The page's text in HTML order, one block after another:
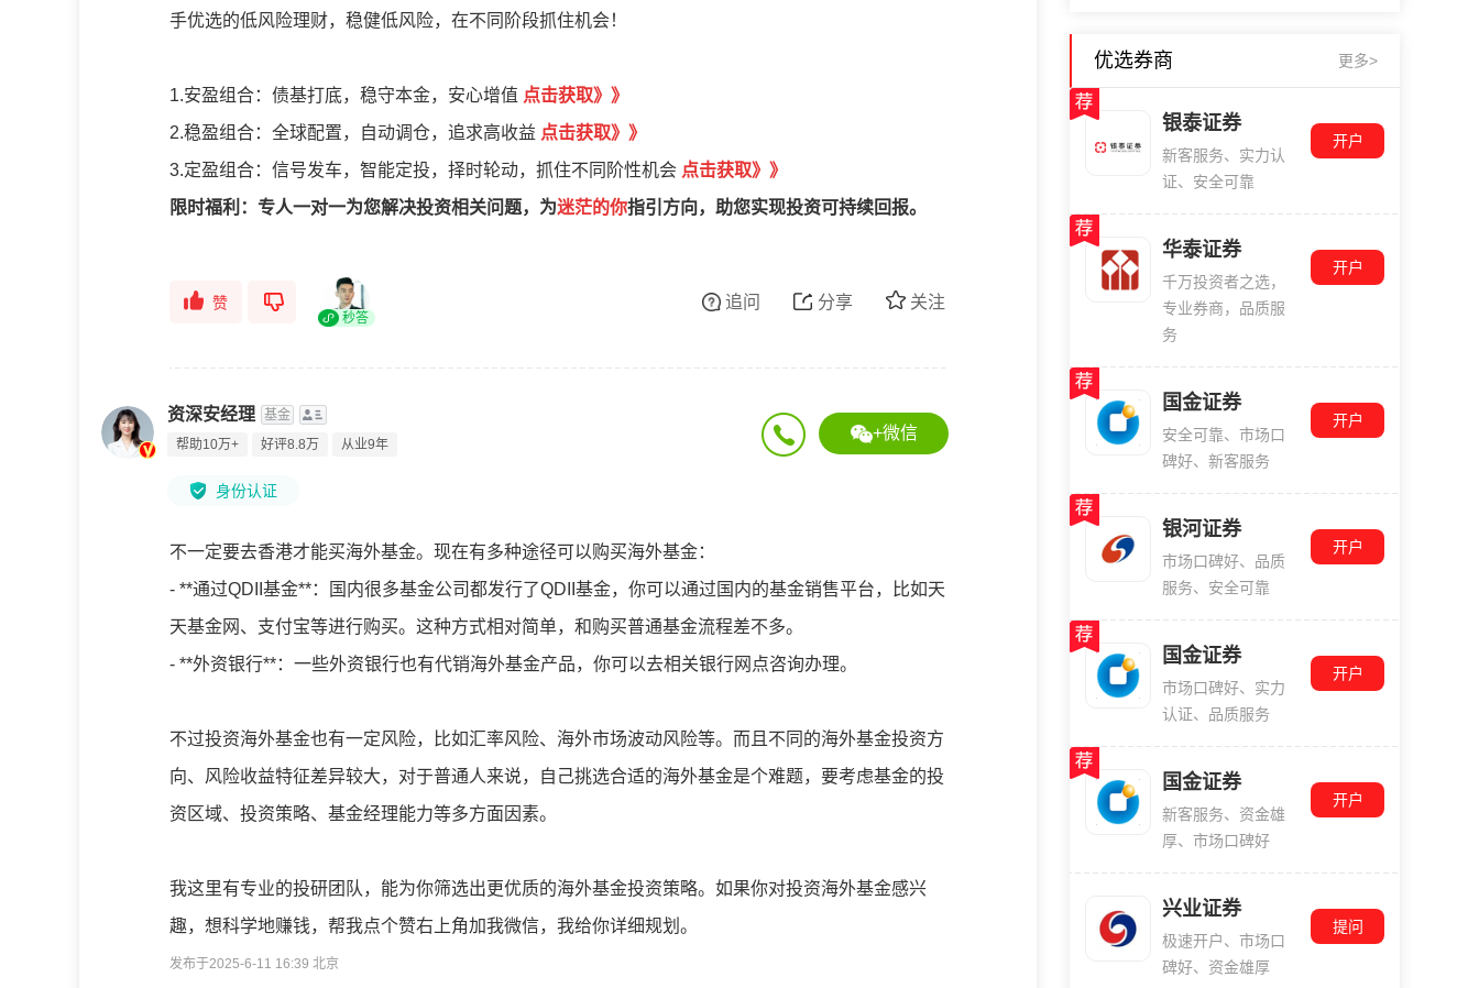
手优选的低风险理财，稳健低风险，在不同阶段抓住机会！
1.安盈组合：债基打底，稳守本金，安心增值 点击获取》 》
2.稳盈组合：全球配置，自动调仓，追求高收益 点击获取》》
3.定盈组合：信号发车，智能定投，择时轮动，抓住不同阶性机会 点击获取》》
限时福利：专人一对一为您解决投资相关问题，为迷茫的你指引方向，助您实现投资可持续回报。
赞
秒答
关注
分享
追问
+微信
资深安经理 基金
帮助10万+
好评8.8万 从业9年
身份认证
不一定要去香港才能买海外基金。现在有多种途径可以购买海外基金：
- **通过QDII基金**：国内很多基金公司都发行了QDII基金，你可以通过国内的基金销售平台，比如天
天基金网、支付宝等进行购买。这种方式相对简单，和购买普通基金流程差不多。
- **外资银行**：一些外资银行也有代销海外基金产品，你可以去相关银行网点咨询办理。
不过投资海外基金也有一定风险，比如汇率风险、海外市场波动风险等。而且不同的海外基金投资方
向、风险收益特征差异较大，对于普通人来说，自己挑选合适的海外基金是个难题，要考虑基金的投
资区域、投资策略、基金经理能力等多方面因素。
我这里有专业的投研团队，能为你筛选出更优质的海外基金投资策略。如果你对投资海外基金感兴
趣，想科学地赚钱，帮我点个赞右上角加我微信，我给你详细规划。
发布于2025-6-11 16:39 北京
优选券商 更多>
银泰证券
新客服务、实力认
证、安全可靠
开户
华泰证券
千万投资者之选，
专业券商，品质服
务
开户
国金证券
安全可靠、市场口
碑好、新客服务
开户
银河证券
市场口碑好、品质
服务、安全可靠
开户
国金证券
市场口碑好、实力
认证、品质服务
开户
国金证券
新客服务、资金雄
厚、市场口碑好
开户
兴业证券
极速开户、市场口
碑好、资金雄厚
提问